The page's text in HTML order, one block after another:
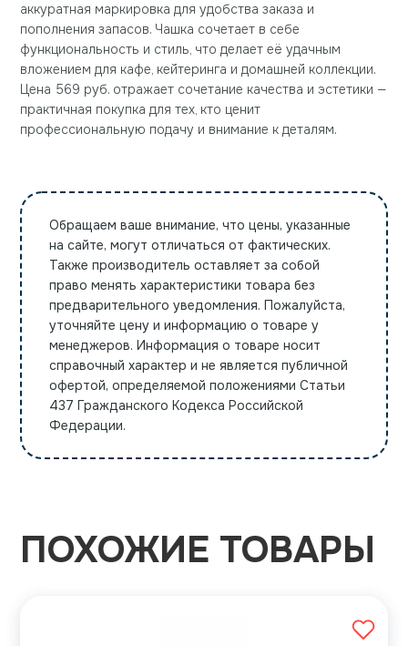
аккуратная маркировка для удобства заказа и
пополнения запасов. Чашка сочетает в себе
функциональность и стиль, что делает её удачным
вложением для кафе, кейтеринга и домашней коллекции.
Цена 569 руб. отражает сочетание качества и эстетики —
практичная покупка для тех, кто ценит
профессиональную подачу и внимание к деталям.
Обращаем ваше внимание, что цены, указанные
на сайте, могут отличаться от фактических.
Также производитель оставляет за собой
право менять характеристики товара без
предварительного уведомления. Пожалуйста,
уточняйте цену и информацию о товаре у
менеджеров. Информация о товаре носит
справочный характер и не является публичной
офертой, определяемой положениями Статьи
437 Гражданского Кодекса Российской
Федерации.
ПОХОЖИЕ ТОВАРЫ